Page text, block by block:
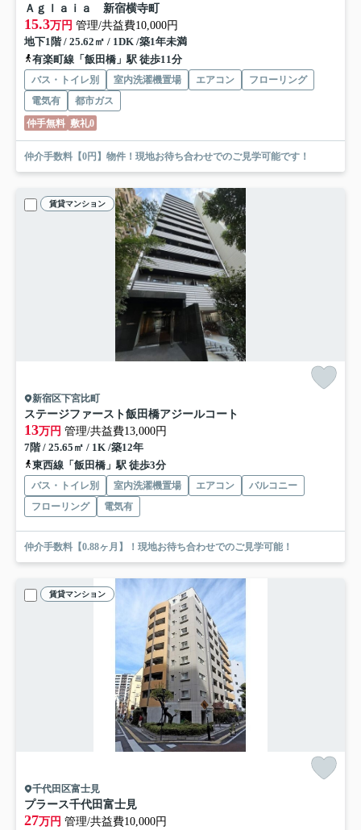
Ａｇｌａｉａ 新宿横寺町
15.3万円 管理/共益費10,000円
地下1階 / 25.62㎡ / 1DK /築1年未満
有楽町線「飯田橋」駅 徒歩11分
バス・トイレ別 室内洗濯機置場 エアコン
フローリング
電気有
都市ガス
仲手無料 敷礼0
仲介手数料【0円】物件！現地お待ち合わせでのご見学可能です！
賃貸マンション
新宿区下宮比町
ステージファースト飯田橋アジールコート
13万円 管理/共益費13,000円
7階 / 25.65㎡ / 1K /築12年
東西線「飯田橋」駅 徒歩3分
バス・トイレ別 室内洗濯機置場 エアコン
バルコニー
フローリング
電気有
仲介手数料【0.88ヶ月】！現地お待ち合わせでのご見学可能！
賃貸マンション
千代田区富士見
プラース千代田富士見
27万円 管理/共益費10,000円